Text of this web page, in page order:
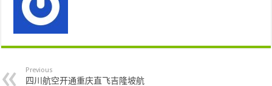
Previous
四川航空开通重庆直飞吉隆坡航